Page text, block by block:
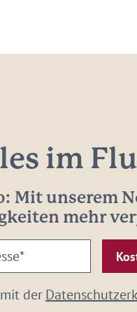
im
Mit unserem
mehr
der